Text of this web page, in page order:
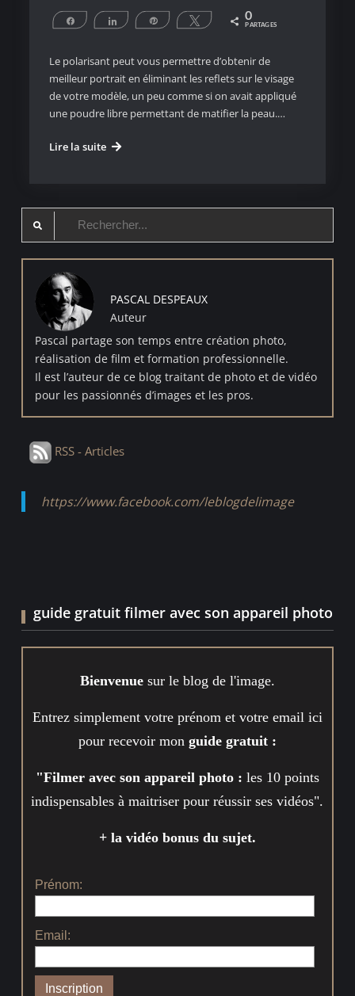
Partagez Partagez Épingle Tweetez 0
PARTAGES
Le polarisant peut vous permettre d’obtenir de
meilleur portrait en éliminant les reflets sur le visage
de votre modèle, un peu comme si on avait appliqué
une poudre libre permettant de matifier la peau.…
Lire la suiteLe
rendu
Search
PASCAL DESPEAUX
Auteur
Pascal partage son temps entre création photo,
réalisation de film et formation professionnelle.
Il est l’auteur de ce blog traitant de photo et de vidéo
pour les passionnés d’images et les pros.
RSS - Articles
https://www.facebook.com/leblogdelimage
guide gratuit filmer avec son appareil photo
Bienvenuesur le blog de l'image.
Entrez simplement votre prénom et votre email ici
pour recevoir mon guide gratuit :
"Filmer avec son appareil photo : les 10 points
indispensables à maitriser pour réussir ses vidéos".
+ la vidéo bonus du sujet.
Prénom:
Email: